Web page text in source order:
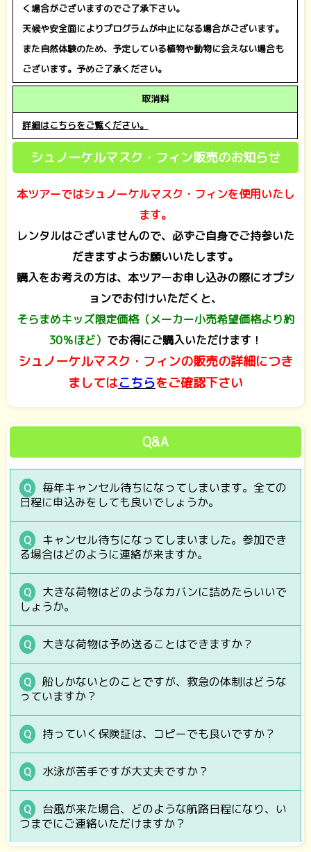
く場合がございますのでご了承下さい。
天候や安全面によりプログラムが中止になる場合がございます。
また自然体験のため、予定している植物や動物に会えない場合も
ございます。予めご了承ください。
取消料
詳細はこちらをご覧ください。
シュノーケルマスク・フィン販売のお知らせ
本ツアーではシュノーケルマスク・フィンを使用いたし
ます。
レンタルはございませんので、必ずご自身でご持参いた
だきますようお願いいたします。
購入をお考えの方は、本ツアーお申し込みの際にオプシ
ョンでお付けいただくと、
そらまめキッズ限定価格（メーカー小売希望価格より約
30％ほど） でお得にご購入いただけます！
シュノーケルマスク・フィンの販売の詳細につき
ましてはこちらをご確認下さい
Q&A
毎年キャンセル待ちになってしまいます。全ての
日程に申込みをしても良いでしょうか。
キャンセル待ちになってしまいました。参加でき
る場合はどのように連絡が来ますか。
大きな荷物はどのようなカバンに詰めたらいいで
しょうか。
大きな荷物は予め送ることはできますか？
船しかないとのことですが、救急の体制はどうな
っていますか？
持っていく保険証は、コピーでも良いですか？
水泳が苦手ですが大丈夫ですか？
台風が来た場合、どのような航路日程になり、い
つまでにご連絡いただけますか？